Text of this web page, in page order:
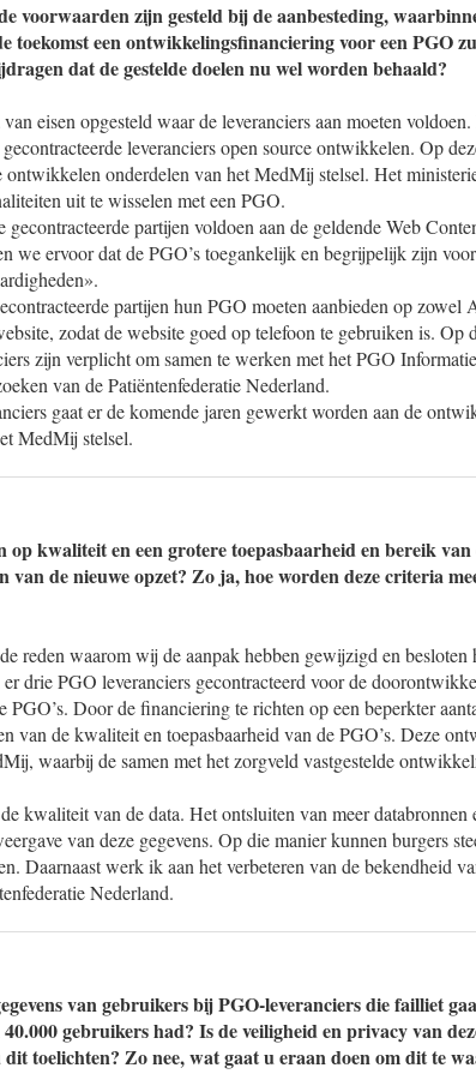
voorwaarden zijn gesteld bij de aanbesteding,
toekomst een ontwikkelingsfinanciering voor een PGO
dat de gestelde doelen nu wel worden behaald?
eisen opgesteld waar de leveranciers aan moeten
leveranciers open source ontwikkelen. Op
onderdelen van het MedMij stelsel. Het
uit te wisselen met een PGO.
gecontracteerde partijen voldoen aan de geldende Web
we ervoor dat de PGO’s toegankelijk en begrijpelijk zijn
partijen hun PGO moeten aanbieden op zowel
zodat de website goed op telefoon te gebruiken is. Op
zijn verplicht om samen te werken met het PGO
van de Patiëntenfederatie Nederland.
gaat er de komende jaren gewerkt worden aan de
MedMij stelsel.
op kwaliteit en een grotere toepasbaarheid en bereik
de nieuwe opzet? Zo ja, hoe worden deze criteria
reden waarom wij de aanpak hebben gewijzigd en besloten
drie PGO leveranciers gecontracteerd voor de
Door de financiering te richten op een beperkter
van de kwaliteit en toepasbaarheid van de PGO’s. Deze
waarbij de samen met het zorgveld vastgestelde
kwaliteit van de data. Het ontsluiten van meer databronnen
van deze gegevens. Op die manier kunnen burgers
Daarnaast werk ik aan het verbeteren van de bekendheid
Nederland.
van gebruikers bij PGO-leveranciers die failliet
gebruikers had? Is de veiligheid en privacy van
toelichten? Zo nee, wat gaat u eraan doen om dit te